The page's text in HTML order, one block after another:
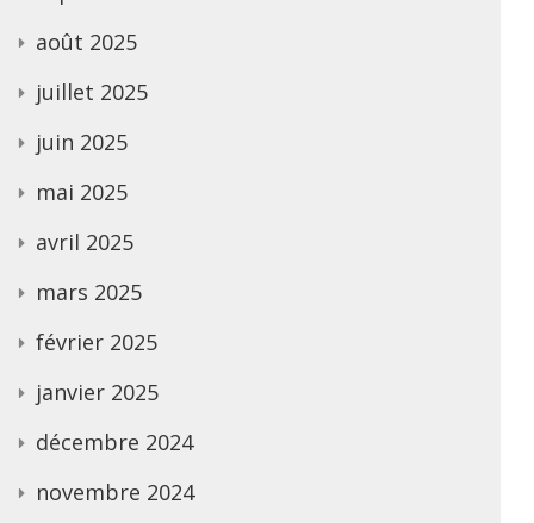
août 2025
juillet 2025
juin 2025
mai 2025
avril 2025
mars 2025
février 2025
janvier 2025
décembre 2024
novembre 2024